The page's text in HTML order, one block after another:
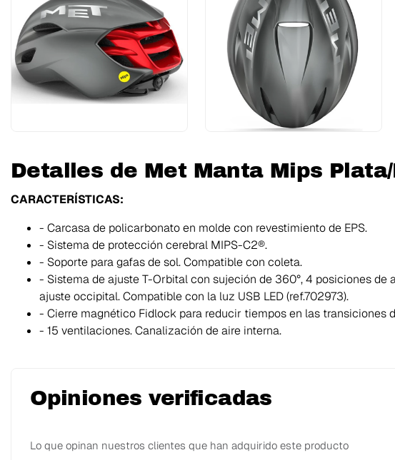
Detalles de Met Manta Mips
CARACTERÍSTICAS:
- Carcasa de policarbonato en molde con revestimiento de EPS.
- Sistema de protección cerebral MIPS-C2®.
- Soporte para gafas de sol. Compatible con coleta.
- Sistema de ajuste T-Orbital con sujeción de 360°, 4 posiciones de
ajuste occipital. Compatible con la luz USB LED (ref.702973).
- Cierre magnético Fidlock para reducir tiempos en las transiciones
- 15 ventilaciones. Canalización de aire interna.
Opiniones verificadas
Lo que opinan nuestros clientes que han adquirido este producto